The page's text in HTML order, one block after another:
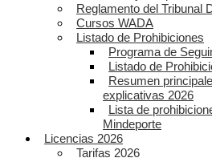
Reglamento del Tribunal
Cursos WADA
Listado de Prohibiciones
Programa de
Listado de
Resumen
explicativas 2026
Lista de
Mindeporte
Licencias 2026
Tarifas 2026